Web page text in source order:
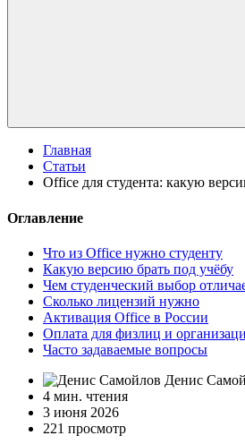
Главная
Статьи
Office для студента: какую
Оглавление
Что из Office нужно студенту
Какую версию брать под учёбу
Чем студенческий выбор
Сколько лицензий нужно
Активация Office в России
Оплата для физлиц и
Часто задаваемые вопросы
Денис
4 мин. чтения
3 июня 2026
221 просмотр